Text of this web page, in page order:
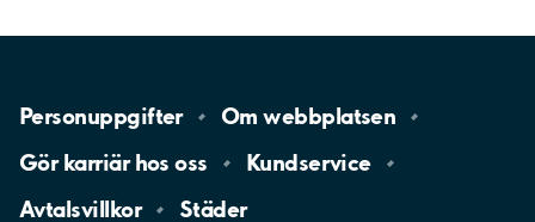
Personuppgifter Omwebbplatsen
Gör karriär hososs
Kundservice
Avtalsvillkor
Städer